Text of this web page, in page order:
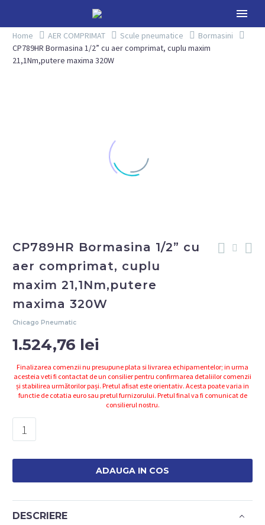
Home AER COMPRIMAT Scule pneumatice
Bormasini
CP789HR Bormasina 1/2” cu aer comprimat, cuplu maxim
21,1Nm,putere maxima 320W
CP789HR Bormasina 1/2” cu
aer comprimat, cuplu
maxim 21,1Nm,putere
maxima 320W
Chicago Pneumatic
1.524,76 lei
Finalizarea comenzii nu presupune plata si livrarea echipamentelor; in urma
acesteia veti fi contactat de un consilier pentru confirmarea detaliilor comenzii
și stabilirea următorilor pași. Pretul afisat este orientativ. Acesta poate varia in
functie de cotatia euro sau pretul furnizorului. Pretul final va fi comunicat de
consilierul nostru.
Cantitate
CP789HR
cu
aer
comprimat,
ADAUGA IN COS
DESCRIERE